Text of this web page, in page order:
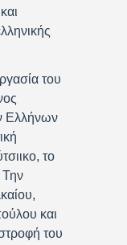
του
Ελλήνων
το
Την
και
του